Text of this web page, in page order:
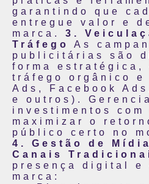
garantindo que
entregue valor e
marca. 3.
Tráfego
As
publicitárias são
forma estratégica,
tráfego orgânico e
Ads, Facebook
e outros).
investimentos
maximizar o
público certo no
4. Gestão de
Canais
presença digital e
marca: